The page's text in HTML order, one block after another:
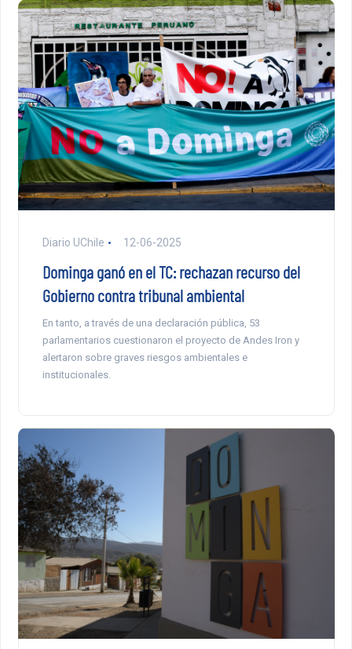
Diario UChile 12-06-2025
Dominga ganó en el TC: rechazan recurso del
Gobierno contra tribunal ambiental
En tanto, a través de una declaración pública, 53
parlamentarios cuestionaron el proyecto de Andes Iron y
alertaron sobre graves riesgos ambientales e
institucionales.